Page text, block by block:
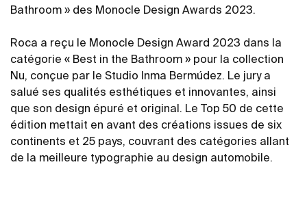
Bathroom » des Monocle Design Awards 2023.
Roca a reçu le Monocle Design Award 2023 dans la
catégorie « Best in the Bathroom » pour la collection
Nu, conçue par le Studio Inma Bermúdez. Le jury a
salué ses qualités esthétiques et innovantes, ainsi
que son design épuré et original. Le Top 50 de cette
édition mettait en avant des créations issues de six
continents et 25 pays, couvrant des catégories allant
de la meilleure typographie au design automobile.